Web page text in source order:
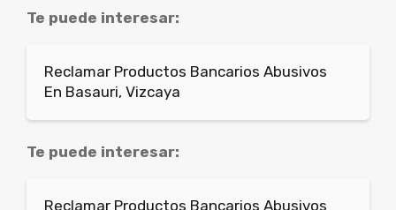
Te puede interesar:
Reclamar Productos Bancarios Abusivos
En Basauri, Vizcaya
Te puede interesar:
Reclamar Productos Bancarios Abusivos